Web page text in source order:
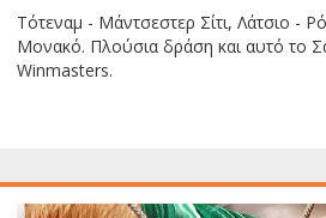
Τότεναμ - Μάντσεστερ Σίτι, Λάτσιο -
Μονακό. Πλούσια δράση και αυτό το
Winmasters.